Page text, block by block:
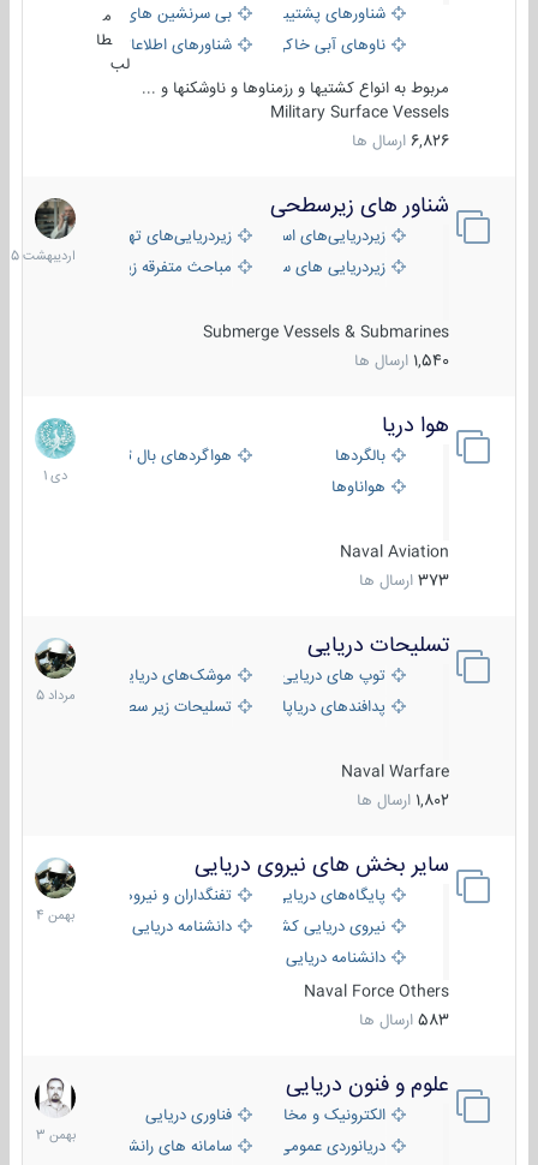
شناورهای پشتیبانی
بی سرنشین های دریایی
ناوهای آبی خاکی و نیروبرشناورهای اطلاعاتی و جاسوسی
طا
لب
مربوط به انواع کشتیها و رزمناوها و ناوشکنها و ...
Military Surface Vessels
6,826 ارسال ها
شناور های زیرسطحی
زیردریایی‌های استراتژیکزیردریایی‌های تهاجمی
زیردریایی های سبک
مباحث متفرقه زیرسطحی
Submerge Vessels & Submarines
1,540 ارسال ها
31
1405
هوا دریا
بالگردها
هواگردهای بال ثابت
هواناوها
Naval Aviation
373 ارسال ها
12
دی
1401
تسلیحات دریایی
توپ های دریایی
موشک‌های دریایی
پدافندهای دریاپایه
تسلیحات زیر سطحی
Naval Warfare
1,802 ارسال ها
2
مرداد
1405
سایر بخش های نیروی دریایی
پایگاه‌های دریایی
تفنگداران و نیروهای ویژه‌ی دریایی
نیروی دریایی کشورهای مختلفدانشنامه دریایی
دانشنامه دریایی کپی
Naval Force Others
583 ارسال ها
22
بهمن
1404
علوم و فنون دریایی
الکترونیک و مخابرات دریاییفناوری دریایی
دریانوردی عمومی
سامانه های رانشی دریایی
6
بهمن
1403